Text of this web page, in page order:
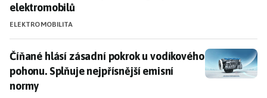
elektromobilů
ELEKTROMOBILITA
Číňané hlásí zásadní pokrok u vodíkového pohonu.
Číňané hlásí zásadní pokrok u vodíkového
pohonu. Splňuje nejpřísnější emisní
normy